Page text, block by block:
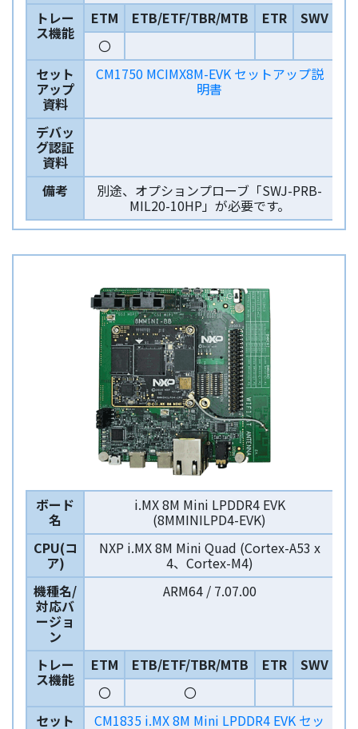
トレー
ス機能
ETM ETB/ETF/TBR/MTB ETR
SWV
〇
セット
アップ
資料
CM1750 MCIMX8M-EVK セットアップ説
明書
デバッ
グ認証
資料
備考
別途、オプションプローブ「SWJ-PRB-
MIL20-10HP」が必要です。
ボード
名
i.MX 8M Mini LPDDR4 EVK
(8MMINILPD4-EVK)
CPU(コ
ア)
NXP i.MX 8M Mini Quad (Cortex-A53 x
4、Cortex-M4)
機種名/
対応バ
ージョ
ン
ARM64 / 7.07.00
トレー
ス機能
ETM ETB/ETF/TBR/MTB ETR
SWV
〇
〇
セット
CM1835 i.MX 8M Mini LPDDR4 EVK セッ